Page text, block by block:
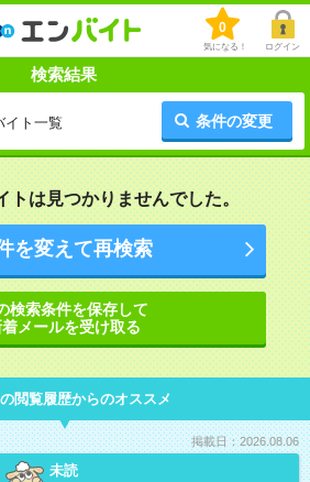
0
気になる！ ログイン
検索結果
イト一覧 条件の変更
トは見つかりませんでした。
を変えて再検索
検索条件を保存して
着メールを受け取る
閲覧履歴からのオススメ
掲載日：2026.08.06
未読